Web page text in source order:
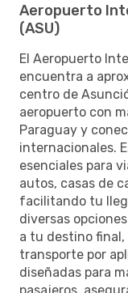
Aeropuerto
(ASU)
El Aeropuerto
encuentra a
centro de
aeropuerto con
Paraguay y
internacionales.
esenciales para
autos, casas de
facilitando tu
diversas
a tu destino
transporte por
diseñadas para